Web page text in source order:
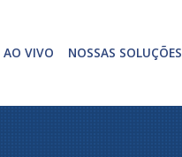
AO VIVO NOSSAS SOLUÇÕES